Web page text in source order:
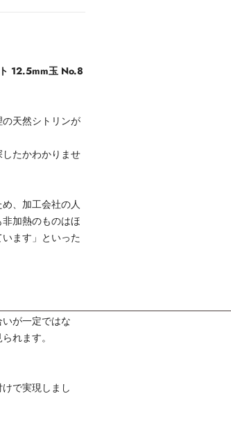
12.5mm玉 No.8
天然シトリンが
たかわかりませ
、加工会社の人
加熱のものはほ
ます」といった
が一定ではな
れます。
で実現しまし